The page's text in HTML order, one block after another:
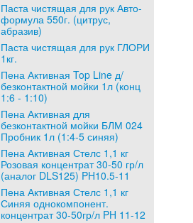
Паста чистящая для рук Авто-
формула 550г. (цитрус,
абразив)
Паста чистящая для рук ГЛОРИ
1кг.
Пена Активная Top Line д/
безконтактной мойки 1л (конц
1:6 - 1:10)
Пена Активная для
безконтактной мойки БЛМ 024
Пробник 1л (1:4-5 синяя)
Пена Активная Стелс 1,1 кг
Розовая концентрат 30-50 гр/л
(аналог DLS125) PH10.5-11
Пена Активная Стелс 1,1 кг
Синяя однокомпонент.
концентрат 30-50гр/л PH 11-12